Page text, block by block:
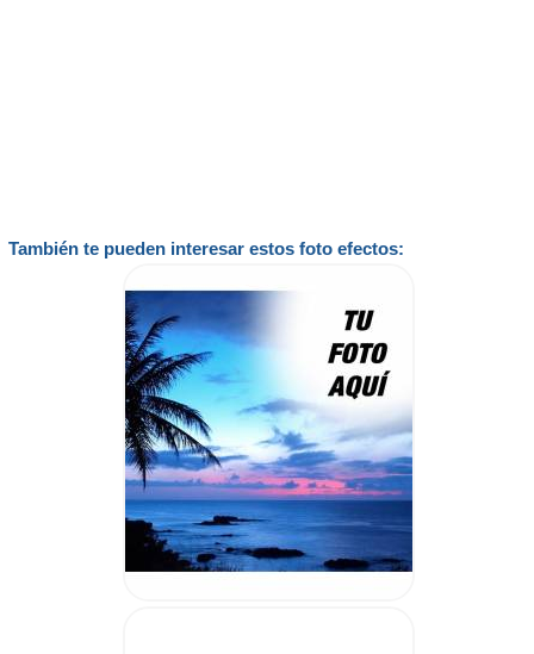
También te pueden interesar estos foto efectos: